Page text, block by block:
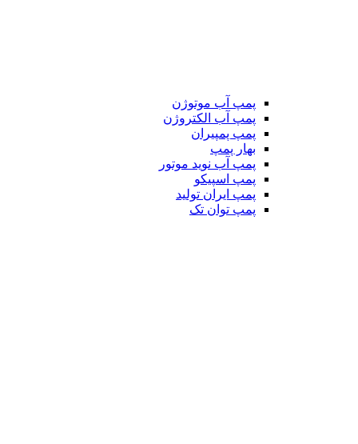
پمپ آب موتوژن
پمپ آب الکتروژن
پمپ پمپیران
بهار پمپ
پمپ آب نوید موتور
پمپ اسپیکو
پمپ ایران تولید
پمپ توان تک